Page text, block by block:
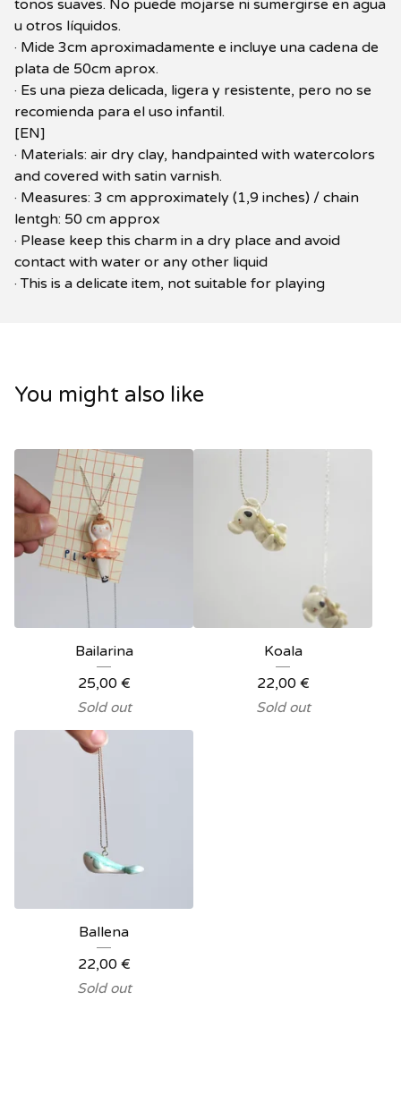
tonos suaves. No puede mojarse ni sumergirse en agua
u otros líquidos.
· Mide 3cm aproximadamente e incluye una cadena de
plata de 50cm aprox.
· Es una pieza delicada, ligera y resistente, pero no se
recomienda para el uso infantil.
[EN]
· Materials: air dry clay, handpainted with watercolors
and covered with satin varnish.
· Measures: 3 cm approximately (1,9 inches) / chain
lentgh: 50 cm approx
· Please keep this charm in a dry place and avoid
contact with water or any other liquid
· This is a delicate item, not suitable for playing
You might also like
Bailarina
25,00 €
Sold out
Koala
22,00 €
Sold out
Ballena
22,00 €
Sold out